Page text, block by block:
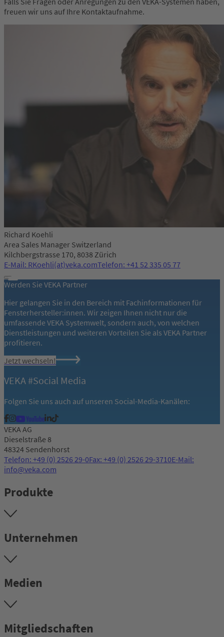
freuen wir uns auf Ihre Kontaktaufnahme.
Richard Koehli
Area Sales Manager Switzerland
Kilchbergstrasse 170, 8038 Zürich
E-Mail: RKoehli(at)veka.comTelefon: +41 52 335 05 77
Werden Sie VEKA Partner
Hier gelangen Sie in den Bereich mit Fachinformationen für
Fensterhersteller:innen. Wir zeigen Ihnen nicht nur die
umfassende VEKA Systemwelt, sondern auch, von welchen
Dienstleistungen und weiteren Vorteilen Sie als VEKA Partner
profitieren.
Jetzt wechseln!
VEKA #Social Media
Folgen Sie uns auch auf unseren Social-Media-Kanälen:
VEKA AG
Dieselstraße 8
48324 Sendenhorst
Telefon: +49 (0) 2526 29-0Fax: +49 (0) 2526 29-3710E-Mail:
info@veka.com
Produkte
Unternehmen
Medien
Mitgliedschaften